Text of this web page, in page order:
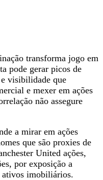
transforma jogo em
pode gerar picos de
visibilidade que
e mexer em ações
não assegure
a mirar em ações
que são proxies de
United ações,
por exposição a
ativos imobiliários.